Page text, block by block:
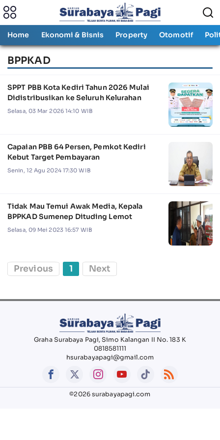
Home Ekonomi & Bisnis Property Otomotif
BPPKAD
SPPT PBB Kota Kediri Tahun 2026 Mulai
Didistribusikan ke Seluruh Kelurahan
Selasa, 03 Mar 2026 14:10 WIB
Capaian PBB 64 Persen, Pemkot Kediri
Kebut Target Pembayaran
Senin, 12 Agu 2024 17:30 WIB
Tidak Mau Temui Awak Media, Kepala
BPPKAD Sumenep Dituding Lemot
Selasa, 09 Mei 2023 16:57 WIB
Previous 1 Next
Graha Surabaya Pagi, Simo Kalangan II No. 183 K
0818581111
hsurabayapagi@gmail.com
©2026 surabayapagi.com